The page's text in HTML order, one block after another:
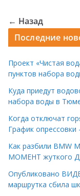
← Назад
Последние
Проект «Чистая
пунктов набора
Куда приедут
набора воды в
Когда отключат
График
Как разбили BMW
МОМЕНТ жуткого
Опубликовано
маршрутка сбила